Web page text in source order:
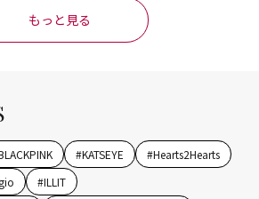
もっと見る
#KATSEYE #Hearts2Hearts
#ILLIT